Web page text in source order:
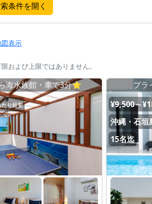
条件を開く
表示
および上限ではありません。
海水族館・車で3分⭐︎
たり目安
プラ
¥9,500～
沖縄・石垣
15名迄